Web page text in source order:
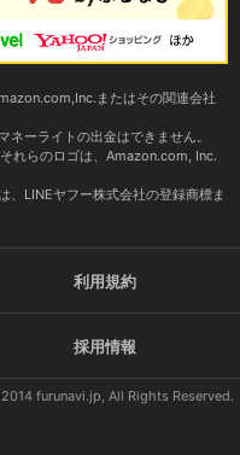
またはその関連会社
ーライトの出金はできません。
れらのロゴは、Amazon.com, Inc.
、LINEヤフー株式会社の登録商標ま
利用規約
採用情報
furunavi.jp, All Rights Reserved.